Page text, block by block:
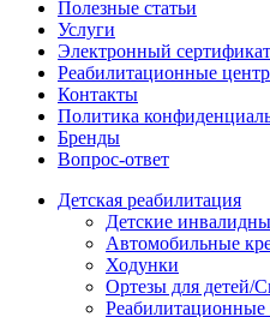
Полезные статьи
Услуги
Электронный сертификат
Реабилитационные
Контакты
Политика
Бренды
Вопрос-ответ
Детская реабилитация
Детские
Автомобильные
Ходунки
Ортезы для детей/
Реабилитационные